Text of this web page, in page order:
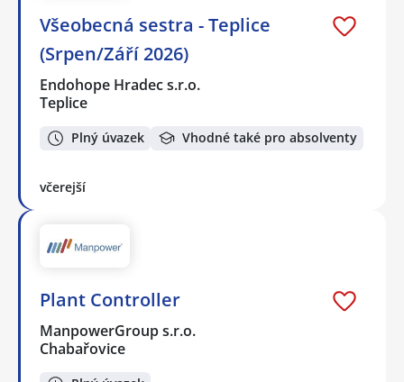
Všeobecná sestra - Teplice
(Srpen/Září 2026)
Endohope Hradec s.r.o.
Teplice
Plný úvazek Vhodné také pro absolventy
včerejší
Plant Controller
ManpowerGroup s.r.o.
Chabařovice